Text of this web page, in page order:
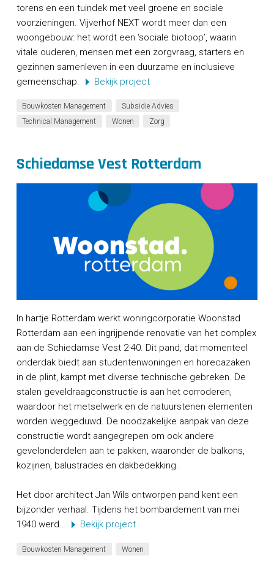
torens en een tuindek met veel groene en sociale
voorzieningen. Vijverhof NEXT wordt meer dan een
woongebouw: het wordt een ‘sociale biotoop’, waarin
vitale ouderen, mensen met een zorgvraag, starters en
gezinnen samenleven in een duurzame en inclusieve
gemeenschap.
Bekijk project
Bouwkosten Management
Subsidie Advies
Technical Management
Wonen Zorg
Schiedamse Vest Rotterdam
In hartje Rotterdam werkt woningcorporatie Woonstad
Rotterdam aan een ingrijpende renovatie van het complex
aan de Schiedamse Vest 2-40. Dit pand, dat momenteel
onderdak biedt aan studentenwoningen en horecazaken
in de plint, kampt met diverse technische gebreken. De
stalen geveldraagconstructie is aan het corroderen,
waardoor het metselwerk en de natuurstenen elementen
worden weggeduwd. De noodzakelijke aanpak van deze
constructie wordt aangegrepen om ook andere
gevelonderdelen aan te pakken, waaronder de balkons,
kozijnen, balustrades en dakbedekking.
Het door architect Jan Wils ontworpen pand kent een
bijzonder verhaal. Tijdens het bombardement van mei
1940 werd…
Bekijk project
Bouwkosten Management Wonen